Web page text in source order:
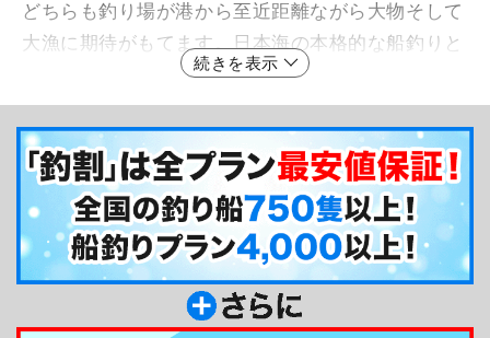
どちらも釣り場が港から至近距離ながら大物そして
大漁に期待がもてます。日本海の本格的な船釣りと
はいえ、福王丸では初心者の方も大歓迎の体制で、
ご家族連れの方も多く訪れているそうです。どなた
様もぜひお気軽にご利用ください。
釣り船からのメッセージ
越前の釣り船、福王丸の森本です。越前町にて漁
師の子として生まれ育ち、若いときは自らも漁師と
して働いていましたが、現在は釣り船の船長とし
て、日々お客様の釣りのお手伝いをさせていただい
続きを表示